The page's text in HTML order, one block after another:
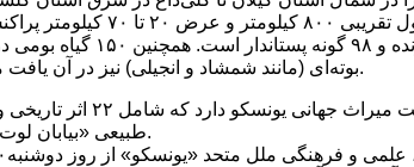
در زمان حاضر جنگل‌های هیرکانی، زیست بوم ۲۹۶ گونه پرنده و ۹۸
بوته‌ای (مانند شمشاد و انجیلی) نیز در آن یافت می‌شود.
ایران پیش از این ۲۳ اثر تاریخی و طبیعی ثبت شده در فهرست میراث
طبیعی «بیابان لوت» است.